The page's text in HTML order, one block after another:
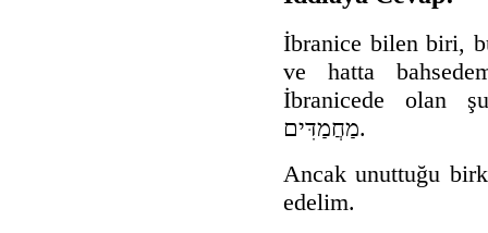
İbranice bilen biri,
ve hatta
İbranicede olan
מַחֲמַדִּים.
Ancak unuttuğu
edelim.